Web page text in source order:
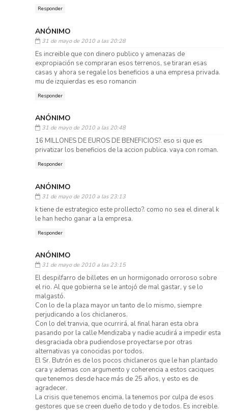
Responder
ANÓNIMO
31 de mayo de 2010 a las 20:28
Es increible que con dinero publico y amenazas de
expropiación se compraran esos terrenos, se tiraran esas
casas y ahora se regale los beneficios a una empresa privada.
mu de izquierdas es eso romancin
Responder
ANÓNIMO
31 de mayo de 2010 a las 20:48
16 MILLONES DE EUROS DE BENEFICIOS?. eso si que es
privatizar los beneficios de la accion publica. vaya con roman.
Responder
ANÓNIMO
31 de mayo de 2010 a las 23:13
k tiene de estrategico este prollecto?. como no sea el dineral k
le han hecho ganar a la empresa.
Responder
ANÓNIMO
31 de mayo de 2010 a las 23:15
El despilfarro de billetes en un hormigonado orroroso sobre
el rio. Al que gobierna se le antojó de mal gastar, y se lo
malgastó.
Con lo de la plaza mayor un tanto de lo mismo, siempre
perjudicando a los chiclaneros.
Con lo del tranvia, que ocurrirá, al final haran esta obra
pasando por la calle Mendizaba y nadie acudirá a impedir esta
desgraciada obra pudiendose proyectarse por otras
alternativas ya conocidas por todos.
El Sr. Butrón es de los pocos chiclaneros que le han plantado
cara y ademas con argumento y coherencia a estos caciques
que tenemos desde hace más de 25 años, y esto es de
agradecer.
La crisis que tenemos encima, la tenemos por culpa de esos
gestores que se creen dueño de todo y de todos. Es increible.